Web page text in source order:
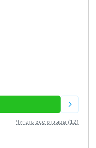
Читать все отзывы (12)